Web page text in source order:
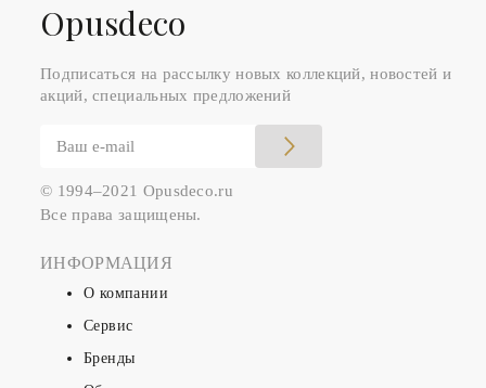
Оpusdeco
Подписаться на рассылку новых коллекций, новостей и
акций, специальных предложений
© 1994–2021 Opusdeco.ru
Все права защищены.
ИНФОРМАЦИЯ
О компании
Сервис
Бренды